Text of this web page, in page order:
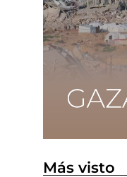
Más visto